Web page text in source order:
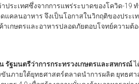
าประเทศซึ่งจากการแพร่ระบาดของโควิด-19
คลนอาหาร จึงเป็นโอกาสในวิกฤติของประ
เกษตรและอาหารปลอดภัยตอบโจทย์ความต้
รัฐมนตรีว่าการกระทรวงเกษตรและสหกรณ์ไ
นภายใต้ยุทธศาสตร์ตลาดนำการผลิต ยุทธศา